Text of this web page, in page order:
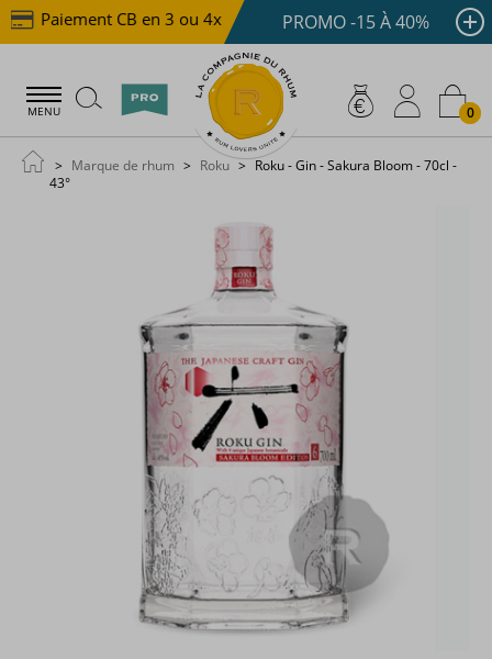
Paiement CB en 3 ou 4x dès 100 € Livraison offerte
PROMO -15 À 40%
MENU 0
Marque de rhum Roku
Roku - Gin - Sakura Bloom - 70cl -
43°